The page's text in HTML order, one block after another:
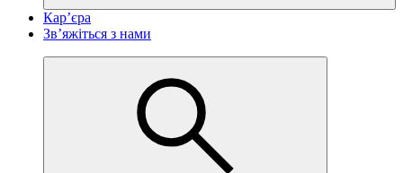
Кар’єра
Зв’яжіться з нами